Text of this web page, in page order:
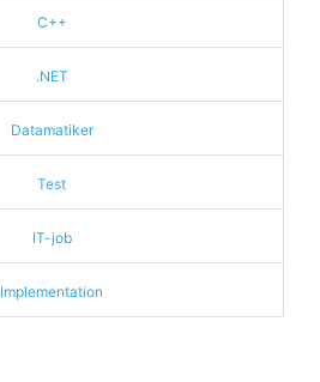
C++
.NET
Datamatiker
Test
IT-job
Implementation